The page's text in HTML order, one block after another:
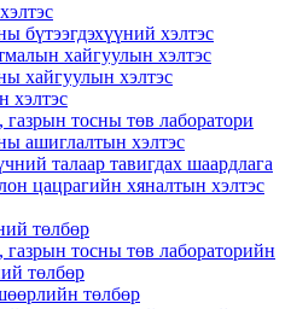
бүтээгдэхүүний хэлтэс
хайгуулын хэлтэс
хайгуулын хэлтэс
хэлтэс
газрын тосны төв лаборатори
ашиглалтын хэлтэс
талаар тавигдах шаардлага
цацрагийн хяналтын хэлтэс
төлбөр
газрын тосны төв лабораторийн
төлбөр
төлбөр